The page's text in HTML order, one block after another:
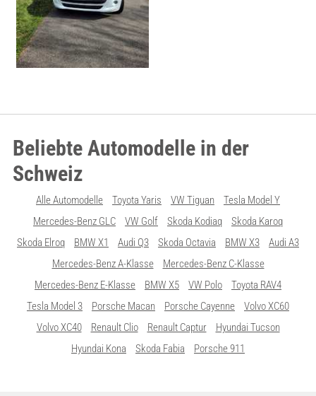
Beliebte Automodelle in der
Schweiz
Alle Automodelle Toyota Yaris VW Tiguan
Tesla Model Y
Mercedes-Benz GLC
VW Golf Skoda Kodiaq
Skoda Karoq
Skoda Elroq
BMW X1 Audi Q3 Skoda Octavia BMW X3
Audi A3
Mercedes-Benz A-Klasse
Mercedes-Benz C-Klasse
Mercedes-Benz E-Klasse
BMW X5 VW Polo
Toyota RAV4
Tesla Model 3
Porsche Macan Porsche Cayenne
Volvo XC60
Volvo XC40
Renault Clio Renault Captur
Hyundai Tucson
Hyundai Kona
Skoda Fabia Porsche 911